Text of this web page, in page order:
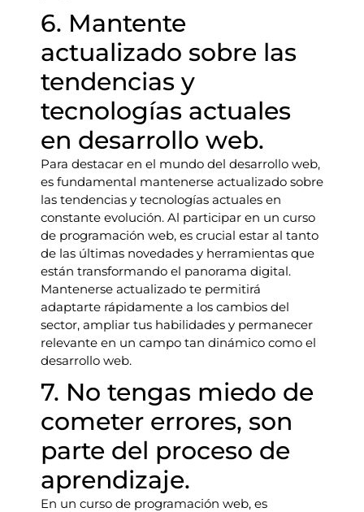
6. Mantente
actualizado sobre las
tendencias y
tecnologías actuales
en desarrollo web.
Para destacar en el mundo del desarrollo web,
es fundamental mantenerse actualizado sobre
las tendencias y tecnologías actuales en
constante evolución. Al participar en un curso
de programación web, es crucial estar al tanto
de las últimas novedades y herramientas que
están transformando el panorama digital.
Mantenerse actualizado te permitirá
adaptarte rápidamente a los cambios del
sector, ampliar tus habilidades y permanecer
relevante en un campo tan dinámico como el
desarrollo web.
7. No tengas miedo de
cometer errores, son
parte del proceso de
aprendizaje.
En un curso de programación web, es